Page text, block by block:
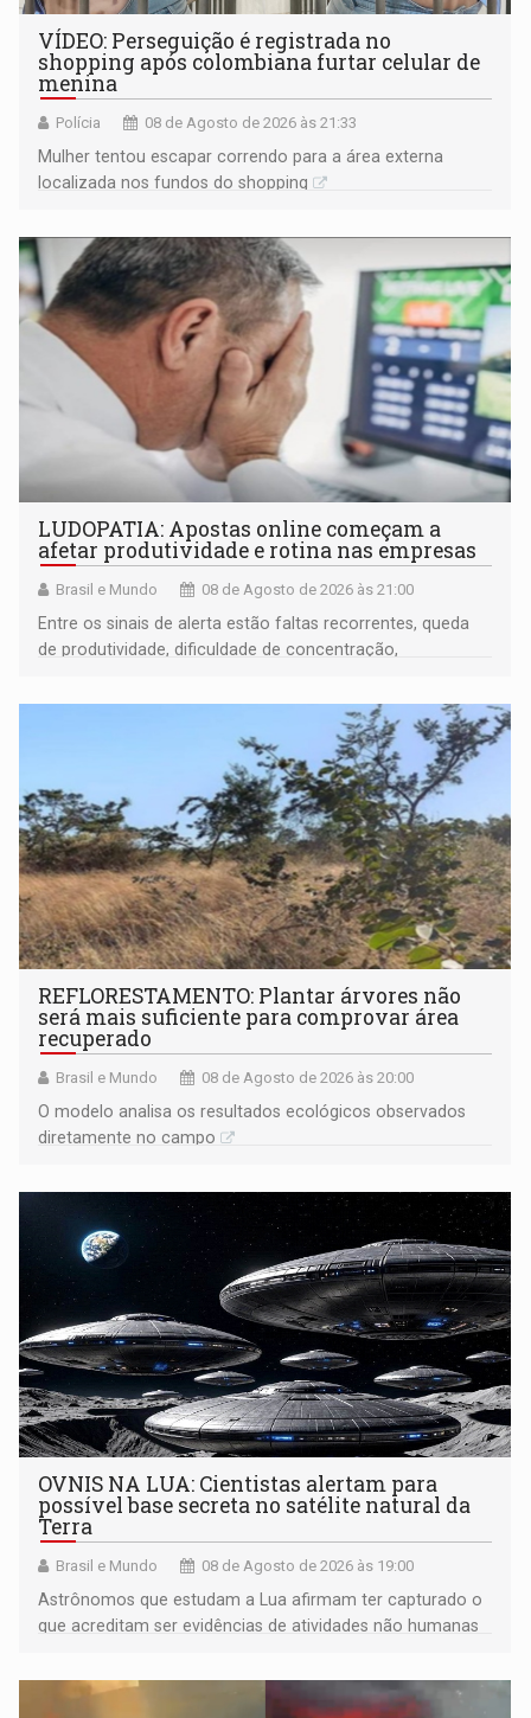
VÍDEO: Perseguição é registrada no
shopping após colombiana furtar celular de
menina
Polícia 08 de Agosto de 2026 às 21:33
Mulher tentou escapar correndo para a área externa
localizada nos fundos do shopping
LUDOPATIA: Apostas online começam a
afetar produtividade e rotina nas empresas
Brasil e Mundo 08 de Agosto de 2026 às 21:00
Entre os sinais de alerta estão faltas recorrentes, queda
de produtividade, dificuldade de concentração,
REFLORESTAMENTO: Plantar árvores não
será mais suficiente para comprovar área
recuperado
Brasil e Mundo 08 de Agosto de 2026 às 20:00
O modelo analisa os resultados ecológicos observados
diretamente no campo
OVNIS NA LUA: Cientistas alertam para
possível base secreta no satélite natural da
Terra
Brasil e Mundo 08 de Agosto de 2026 às 19:00
Astrônomos que estudam a Lua afirmam ter capturado o
que acreditam ser evidências de atividades não humanas
órbita